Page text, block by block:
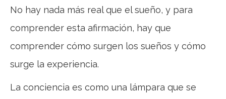
No hay nada más real que el sueño, y para
comprender esta afirmación, hay que
comprender cómo surgen los sueños y cómo
surge la experiencia.
La conciencia es como una lámpara que se